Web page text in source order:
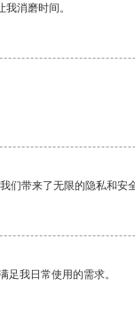
消磨时间。
们带来了无限的隐私和安
足我日常使用的需求。